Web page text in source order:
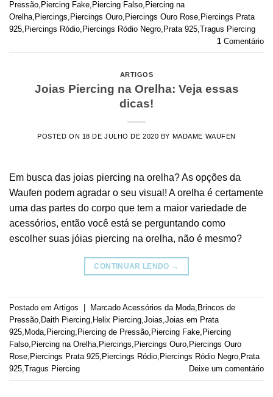
Pressão Piercing Fake Piercing Falso Piercing na
Orelha Piercings Piercings Ouro Piercings Ouro Rose Piercings Prata
925 Piercings Ródio Piercings Ródio Negro Prata 925 Tragus Piercing
1 Comentário
ARTIGOS
Joias Piercing na Orelha: Veja essas
dicas!
POSTED ON 18 DE JULHO DE 2020 BY MADAME WAUFEN
Em busca das joias piercing na orelha? As opções da
Waufen podem agradar o seu visual! A orelha é certamente
uma das partes do corpo que tem a maior variedade de
acessórios, então você está se perguntando como
escolher suas jóias piercing na orelha, não é mesmo?
CONTINUAR LENDO →
Postado em Artigos Marcado Acessórios da Moda, Brincos de
Pressão, Daith Piercing, Helix Piercing,Joias,Joias em Prata
925, Moda, Piercing, Piercing de Pressão, Piercing Fake, Piercing
Falso, Piercing na Orelha, Piercings, Piercings Ouro, Piercings Ouro
Rose, Piercings Prata 925, Piercings Ródio, Piercings Ródio Negro, Prata
925,Tragus Piercing Deixe um comentário